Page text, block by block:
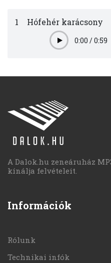
1 Hófehér karácsony
Play0:00 /0:59
A Dalok.hu zeneáruház
kínálja felvételeit.
Információk
Rólunk
Technikai infók